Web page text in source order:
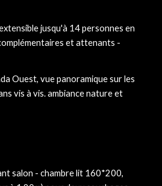
jusqu'à 14 personnes en
et attenants -
Ouest, vue panoramique sur les
vis à vis. ambiance nature et
salon - chambre lit 160*200,